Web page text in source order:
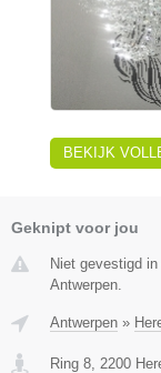
BEKIJK
Geknipt voor jou
Niet gevestigd
Antwerpen.
Antwerpen »
Ring 8 2200